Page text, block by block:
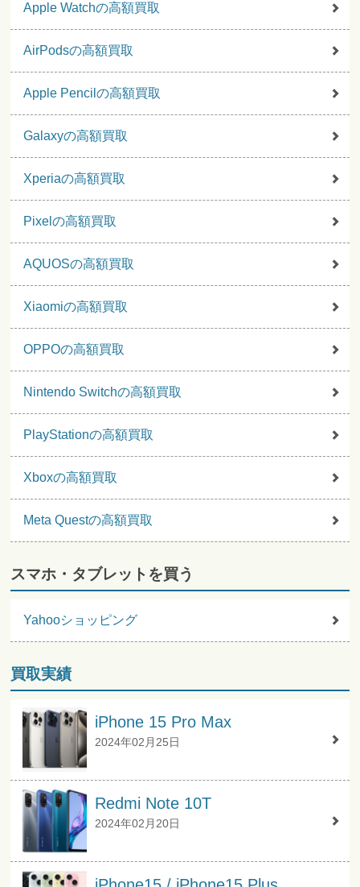
Apple Watchの高額買取
AirPodsの高額買取
Apple Pencilの高額買取
Galaxyの高額買取
Xperiaの高額買取
Pixelの高額買取
AQUOSの高額買取
Xiaomiの高額買取
OPPOの高額買取
Nintendo Switchの高額買取
PlayStationの高額買取
Xboxの高額買取
Meta Questの高額買取
スマホ・タブレットを買う
Yahooショッピング
買取実績
iPhone 15 Pro Max
2024年02月25日
Redmi Note 10T
2024年02月20日